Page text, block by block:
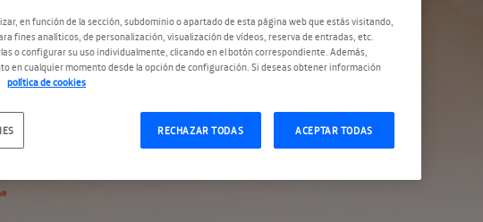
en función de la sección, subdominio o apartado de esta página web que estás visitando,
fines analíticos, de personalización, visualización de vídeos, reserva de entradas, etc.
o configurar su uso individualmente, clicando en el botón correspondiente. Además,
en cualquier momento desde la opción de configuración. Si deseas obtener información
política de cookies
RECHAZAR TODAS ACEPTAR TODAS